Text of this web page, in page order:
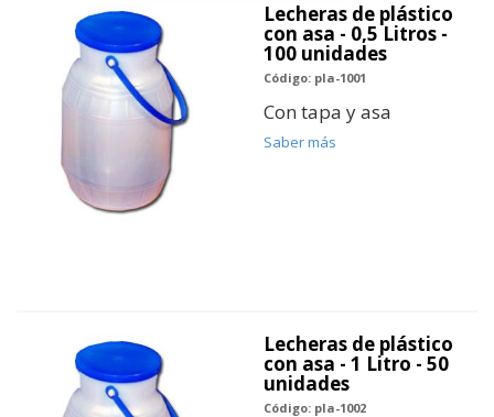
Lecheras de plástico
con asa - 0,5 Litros -
100 unidades
Código: pla-1001
Con tapa y asa
Saber más
Lecheras de plástico
con asa - 1 Litro - 50
unidades
Código: pla-1002